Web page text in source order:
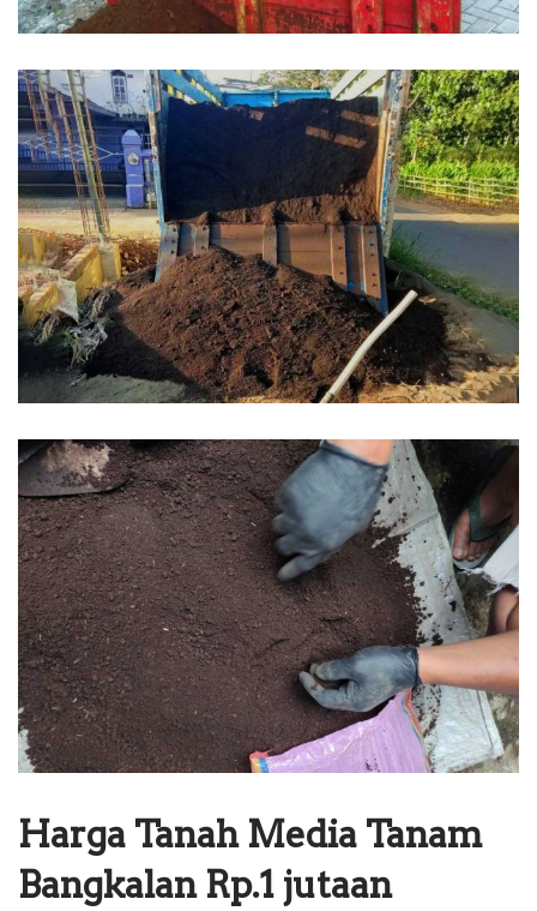
Harga Tanah Media Tanam
Bangkalan Rp.1 jutaan